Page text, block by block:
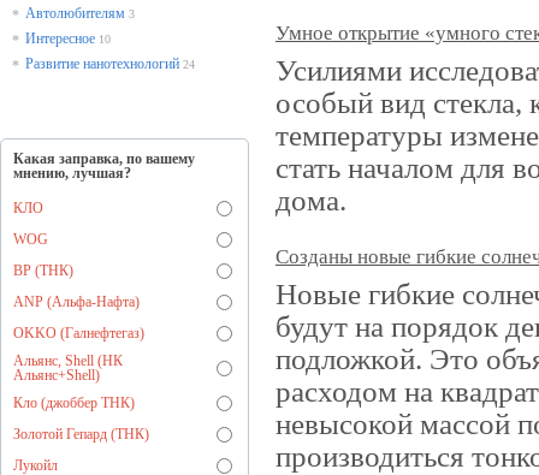
* Автолюбителям 3
* Интересное 10
* Развитие нанотехнологий 24
Какая заправка, по вашему
мнению, лучшая?
КЛО
WOG
BP (ТНК)
ANP (Альфа-Нафта)
OKKO (Галнефтегаз)
Альянс, Shell (НК
Альянс+Shell)
Кло (джоббер ТНК)
Золотой Гепард (ТНК)
Лукойл
Умное открытие «умного
Усилиями
особый вид стекла,
температуры
стать началом для
дома.
Созданы новые гибкие
Новые гибкие
будут на порядок
подложкой. Это
расходом на
невысокой массой
производиться